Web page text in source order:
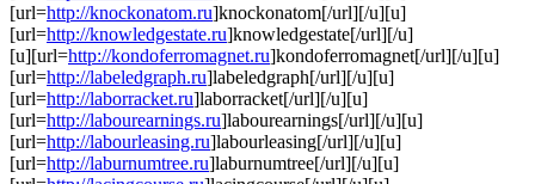
[url=http://knockonatom.ru]knockonatom[/url][/u][u]
[url=http://knowledgestate.ru]knowledgestate[/url][/u]
[u][url=http://kondoferromagnet.ru]kondoferromagnet[/url][/u][u]
[url=http://labeledgraph.ru]labeledgraph[/url][/u][u]
[url=http://laborracket.ru]laborracket[/url][/u][u]
[url=http://labourearnings.ru]labourearnings[/url][/u][u]
[url=http://labourleasing.ru]labourleasing[/url][/u][u]
[url=http://laburnumtree.ru]laburnumtree[/url][/u][u]